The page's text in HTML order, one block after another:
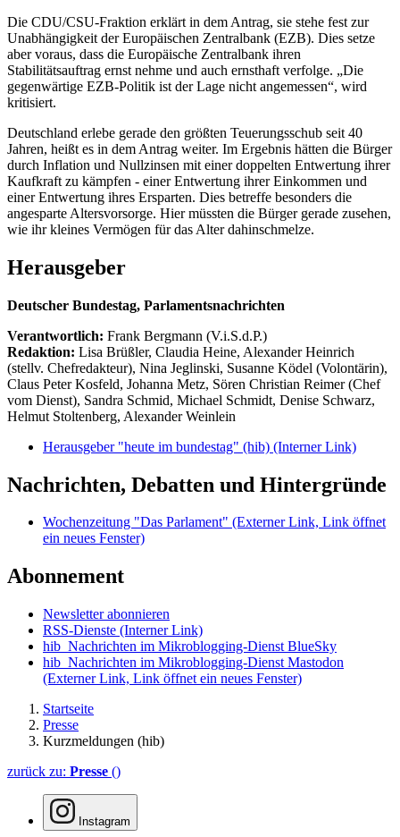
Die CDU/CSU-Fraktion erklärt in dem Antrag, sie stehe fest zur
Unabhängigkeit der Europäischen Zentralbank (EZB). Dies setze
aber voraus, dass die Europäische Zentralbank ihren
Stabilitätsauftrag ernst nehme und auch ernsthaft verfolge. „Die
gegenwärtige EZB-Politik ist der Lage nicht angemessen“, wird
kritisiert.
Deutschland erlebe gerade den größten Teuerungsschub seit 40
Jahren, heißt es in dem Antrag weiter. Im Ergebnis hätten die Bürger
durch Inflation und Nullzinsen mit einer doppelten Entwertung ihrer
Kaufkraft zu kämpfen - einer Entwertung ihrer Einkommen und
einer Entwertung ihres Ersparten. Dies betreffe besonders die
angesparte Altersvorsorge. Hier müssten die Bürger gerade zusehen,
wie ihr kleines Vermögen für das Alter dahinschmelze.
Herausgeber
Deutscher Bundestag, Parlamentsnachrichten
Verantwortlich: Frank Bergmann (V.i.S.d.P.)
Redaktion: Lisa Brüßler, Claudia Heine, Alexander Heinrich
(stellv. Chefredakteur), Nina Jeglinski, Susanne Ködel (Volontärin),
Claus Peter Kosfeld, Johanna Metz, Sören Christian Reimer (Chef
vom Dienst), Sandra Schmid, Michael Schmidt, Denise Schwarz,
Helmut Stoltenberg, Alexander Weinlein
Herausgeber "heute im bundestag" (hib) (Interner Link)
Nachrichten, Debatten und Hintergründe
Wochenzeitung "Das Parlament" (Externer Link, Link öffnet
ein neues Fenster)
Abonnement
Newsletter abonnieren
RSS-Dienste (Interner Link)
hib_Nachrichten im Mikroblogging-Dienst BlueSky
hib_Nachrichten im Mikroblogging-Dienst Mastodon
(Externer Link, Link öffnet ein neues Fenster)
Startseite
Presse
Kurzmeldungen (hib)
zurück zu: Presse ()
Instagram